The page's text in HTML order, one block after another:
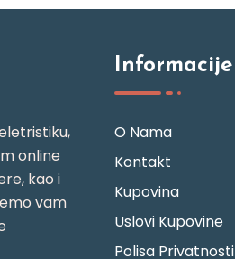
online
kao i
vam
Informacije
O Nama
Kontakt
Kupovina
Uslovi Kupovine
Polisa Privatnosti